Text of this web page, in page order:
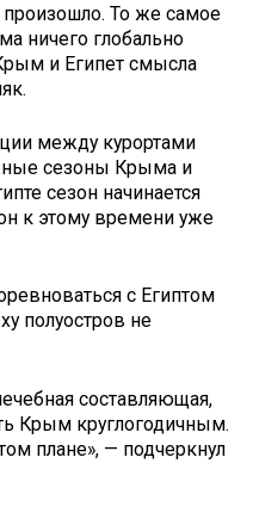
То же самое
ничего глобально
и Египет смысла
между курортами
сезоны Крыма и
сезон начинается
к этому времени уже
с Египтом
полуостров не
составляющая,
Крым круглогодичным.
плане», — подчеркнул